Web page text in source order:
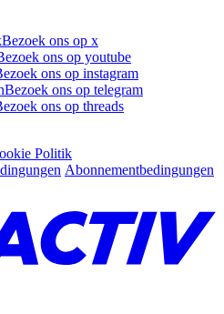
Bezoek ons op x
ons op youtube
ons op instagram
Bezoek ons op telegram
ons op threads
Politik
Abonnementbedingungen